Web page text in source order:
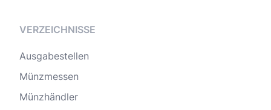
VERZEICHNISSE
Ausgabestellen
Münzmessen
Münzhändler